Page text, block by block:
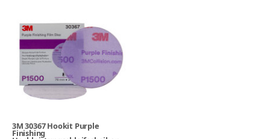
3M 30367 Hookit Purple
Finishing